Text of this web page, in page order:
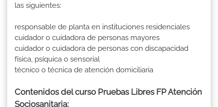
las siguientes:
responsable de planta en instituciones residenciales
cuidador o cuidadora de personas mayores
cuidador o cuidadora de personas con discapacidad
física, psíquica o sensorial
técnico o técnica de atención domiciliaria
Contenidos del curso Pruebas Libres FP Atención
Sociosanitaria: